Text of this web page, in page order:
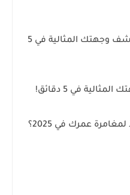
اختبار وجهات السفر: اكتشف وجهتك المثالية في 5
في 5 دقائق!
عمرك في 2025؟